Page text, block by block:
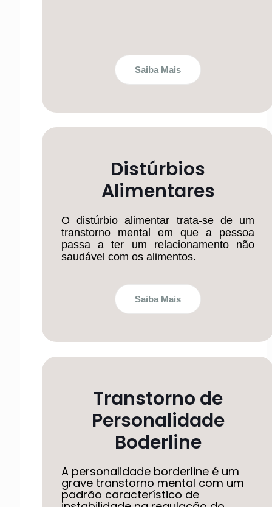
Saiba Mais
Distúrbios
Alimentares
O distúrbio alimentar trata-se de um
transtorno mental em que a pessoa
passa a ter um relacionamento não
saudável com os alimentos.
Saiba Mais
Transtorno de
Personalidade
Boderline
A personalidade borderline é um
grave transtorno mental com um
padrão característico de